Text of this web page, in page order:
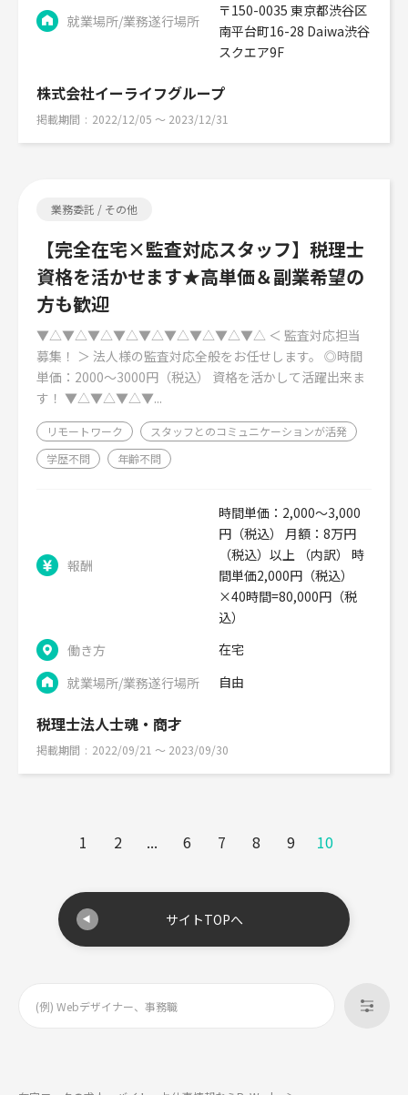
就業場所/業務遂行場所
〒150-0035 東京都渋谷区
南平台町16-28 Daiwa渋谷
スクエア9F
株式会社イーライフグループ
掲載期間 2022/12/05 〜 2023/12/31
業務委託 / その他
【完全在宅×監査対応スタッフ】税理士
資格を活かせます★高単価＆副業希望の
方も歓迎
▼△▼△▼△▼△▼△▼△▼△▼△▼△ ＜ 監査対応担当
募集！ ＞ 法人様の監査対応全般をお任せします。 ◎時間
単価：2000～3000円（税込） 資格を活かして活躍出来ま
す！ ▼△▼△▼△▼...
リモートワーク
スタッフとのコミュニケーションが活発
学歴不問
年齢不問
報酬
時間単価：2,000～3,000
円（税込） 月額：8万円
（税込）以上 （内訳） 時
間単価2,000円（税込）
×40時間=80,000円（税
込）
働き方
在宅
就業場所/業務遂行場所
自由
税理士法人士魂・商才
掲載期間 2022/09/21 〜 2023/09/30
1 2 ... 6 7 8 9 10
サイトTOPへ